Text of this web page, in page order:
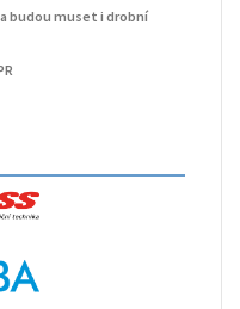
budou muset i drobní